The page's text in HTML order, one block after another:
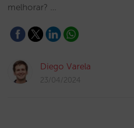
melhorar? …
Diego Varela
23/04/2024